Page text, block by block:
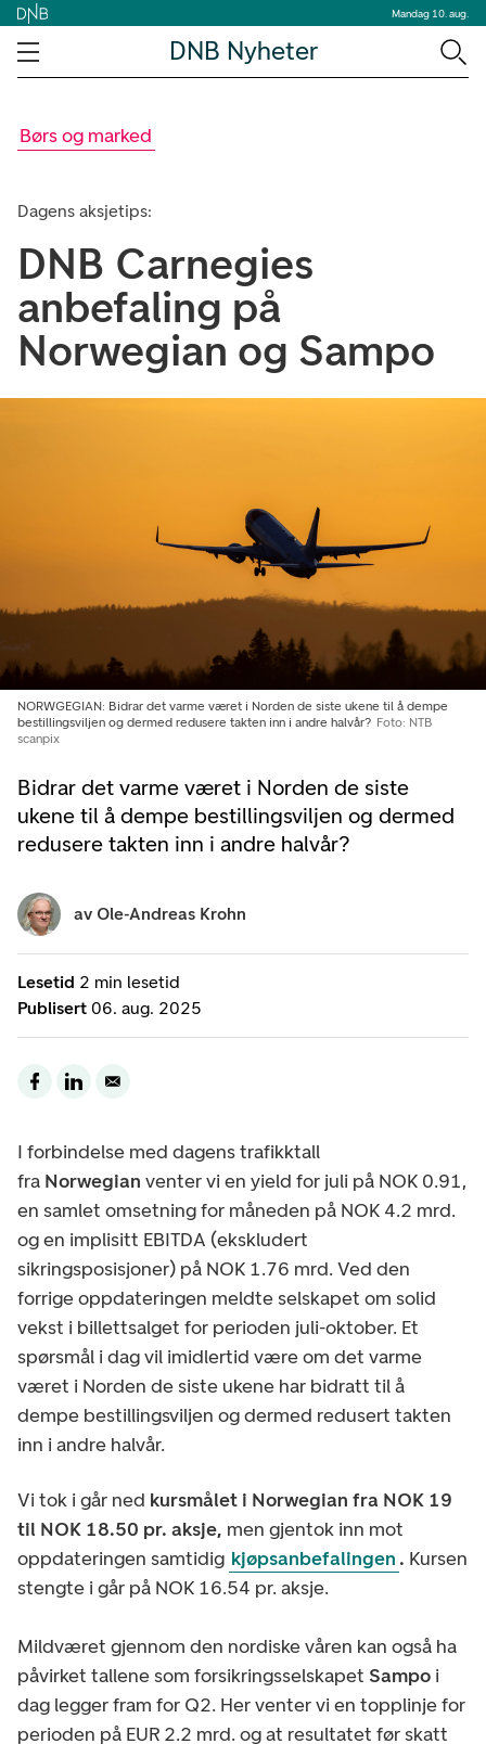
Mandag 10. aug.
DNB Nyheter
Børs og marked
Dagens aksjetips:
DNB Carnegies
anbefaling på
Norwegian og Sampo
Bidrar det varme været i Norden de siste
ukene til å dempe bestillingsviljen og dermed
redusere takten inn i andre halvår?
NORWGEGIAN: Bidrar det varme været i Norden de siste ukene til å dempe
bestillingsviljen og dermed redusere takten inn i andre halvår? Foto: NTB
scanpix
Lesetid 2 min lesetid
Publisert 06. aug. 2025
av Ole-Andreas Krohn
I forbindelse med dagens trafikktall
fra Norwegian venter vi en yield for juli på NOK 0.91,
en samlet omsetning for måneden på NOK 4.2 mrd.
og en implisitt EBITDA (ekskludert
sikringsposisjoner) på NOK 1.76 mrd. Ved den
forrige oppdateringen meldte selskapet om solid
vekst i billettsalget for perioden juli-oktober. Et
spørsmål i dag vil imidlertid være om det varme
været i Norden de siste ukene har bidratt til å
dempe bestillingsviljen og dermed redusert takten
inn i andre halvår.
Vi tok i går ned kursmålet i Norwegian fra NOK 19
til NOK 18.50 pr. aksje, men gjentok inn mot
oppdateringen samtidig kjøpsanbefalingen . Kursen
stengte i går på NOK 16.54 pr. aksje.
Mildværet gjennom den nordiske våren kan også ha
påvirket tallene som forsikringsselskapet Sampo i
dag legger fram for Q2. Her venter vi en topplinje for
perioden på EUR 2.2 mrd. og at resultatet før skatt